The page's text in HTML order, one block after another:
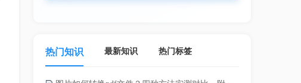
热门知识 最新知识 热门标签